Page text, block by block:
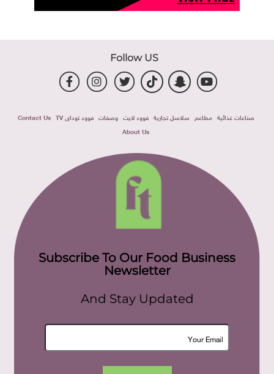
Follow US
صناعات غذائية مطاعم سلاسل تجارية فوود لايت وصفات فوود توداى TV
Contact Us
About Us
Subscribe To Our Food Business
Newsletter
And Stay Updated